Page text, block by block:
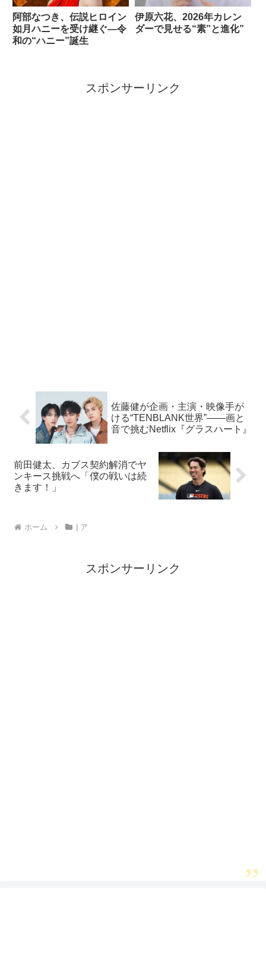
阿部なつき、伝説ヒロイン
如月ハニーを受け継ぐ―令
和の“ハニー”誕生
伊原六花、2026年カレン
ダーで見せる“素”と進化”
スポンサーリンク
佐藤健が企画・主演・映像手が
ける“TENBLANK世界”――画と
音で挑むNetflix『グラスハート』
前田健太、カブス契約解消でヤ
ンキース挑戦へ「僕の戦いは続
きます！」
ホーム | ア
スポンサーリンク